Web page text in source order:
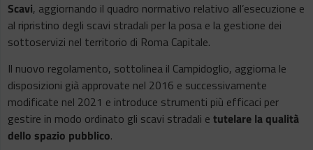
Scavi, aggiornando il quadro normativo relativo all’esecuzione e
al ripristino degli scavi stradali per la posa e la gestione dei
sottoservizi nel territorio di Roma Capitale.
Il nuovo regolamento, sottolinea il Campidoglio, aggiorna le
disposizioni già approvate nel 2016 e successivamente
modificate nel 2021 e introduce strumenti più efficaci per
gestire in modo ordinato gli scavi stradali e tutelare la qualità
dello spazio pubblico.